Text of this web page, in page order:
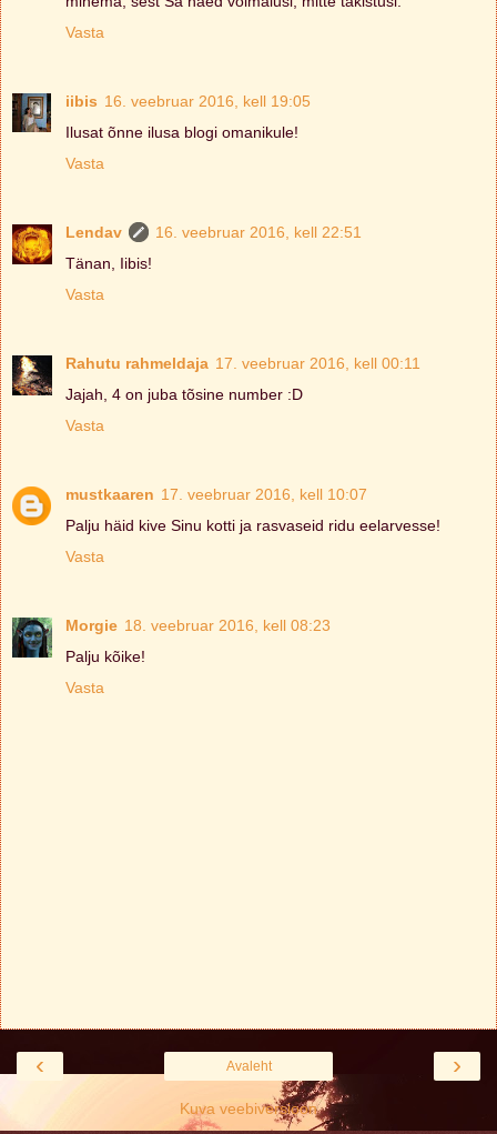
Vasta
iibis 16. veebruar 2016, kell 19:05
Ilusat õnne ilusa blogi omanikule!
Vasta
Lendav
16. veebruar 2016, kell 22:51
Tänan, Iibis!
Vasta
Rahutu rahmeldaja 17. veebruar 2016, kell 00:11
Jajah, 4 on juba tõsine number :D
Vasta
mustkaaren 17. veebruar 2016, kell 10:07
Palju häid kive Sinu kotti ja rasvaseid ridu eelarvesse!
Vasta
Morgie 18. veebruar 2016, kell 08:23
Palju kõike!
Vasta
‹ ›
Avaleht
Kuva veebiversioon